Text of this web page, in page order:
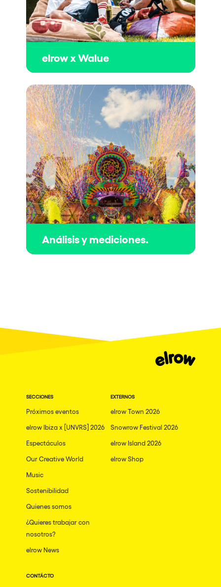
elrow x Walue
Análisis y mediciones.
SECCIONES
Próximos eventos
elrow Ibiza x [UNVRS] 2026
Espectáculos
Our Creative World
Music
Sostenibilidad
Quienes somos
¿Quieres trabajar con
nosotros?
elrow News
EXTERNOS
elrow Town 2026
Snowrow Festival 2026
elrow Island 2026
elrow Shop
CONTÁCTO